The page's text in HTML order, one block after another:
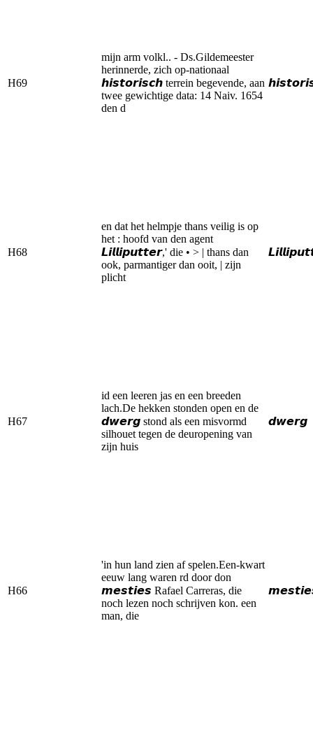
H69
mijn arm volkl.. - Ds.Gildemeester
herinnerde, zich op-nationaal
𝙝𝙞𝙨𝙩𝙤𝙧𝙞𝙨𝙘𝙝 terrein begevende, aan
twee gewichtige data: 14 Naiv. 1654
den d
H68
en dat het helmpje thans veilig is op
het : hoofd van den agent
𝙇𝙞𝙡𝙡𝙞𝙥𝙪𝙩𝙩𝙚𝙧,' die • > | thans dan
ook, parmantiger dan ooit, | zijn
plicht
H67
id een leeren jas en een breeden
lach.De hekken stonden open en de
𝙙𝙬𝙚𝙧𝙜 stond als een misvormd
silhouet tegen de deuropening van
zijn huis
𝙙𝙬𝙚𝙧𝙜
H66
'in hun land zien af spelen.Een-kwart
eeuw lang waren rd door don
𝙢𝙚𝙨𝙩𝙞𝙚𝙨 Rafael Carreras, die
noch lezen noch schrijven kon. een
man, die